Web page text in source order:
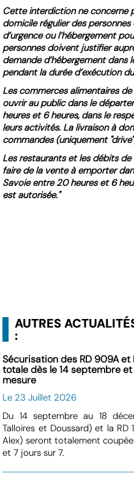
Cette interdiction ne concerne
domicile régulier des
d’urgence ou l’hébergement
personnes doivent justifier
demande d’hébergement dans
pendant la durée d’exécution
Les commerces alimentaires
ouvrir au public dans le
heures et 6 heures, dans le
leurs activités. La livraison à
commandes (uniquement
Les restaurants et les débits
faire de la vente à emporter
Savoie entre 20 heures et 6
est autorisée."
AUTRES
:
Sécurisation des RD 909A et
totale dès le 14 septembre
mesure
Le 23 Juillet 2026
Du 14 septembre au 18
Talloires et Doussard) et la RD
Alex) seront totalement
et 7 jours sur 7.